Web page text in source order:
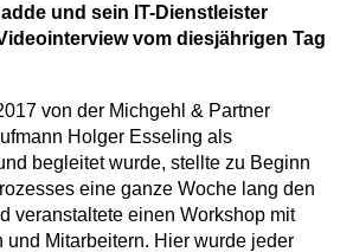
und sein IT-Dienstleister
vom diesjährigen Tag
von der Michgehl & Partner
Holger Esseling als
begleitet wurde, stellte zu Beginn
eine ganze Woche lang den
veranstaltete einen Workshop mit
Mitarbeitern. Hier wurde jeder